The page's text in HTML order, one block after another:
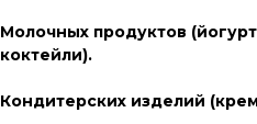
Молочных продуктов
коктейли).
Кондитерских изделий